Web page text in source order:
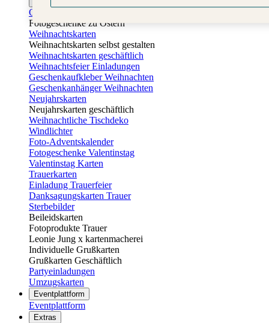
Osterkarten
Fotogeschenke zu Ostern
Weihnachtskarten
Weihnachtskarten selbst gestalten
Weihnachtskarten geschäftlich
Weihnachtsfeier Einladungen
Geschenkaufkleber Weihnachten
Geschenkanhänger Weihnachten
Neujahrskarten
Neujahrskarten geschäftlich
Weihnachtliche Tischdeko
Windlichter
Foto-Adventskalender
Fotogeschenke Valentinstag
Valentinstag Karten
Trauerkarten
Einladung Trauerfeier
Danksagungskarten Trauer
Sterbebilder
Beileidskarten
Fotoprodukte Trauer
Leonie Jung x kartenmacherei
Individuelle Grußkarten
Grußkarten Geschäftlich
Partyeinladungen
Umzugskarten
Eventplattform
Eventplattform
Extras